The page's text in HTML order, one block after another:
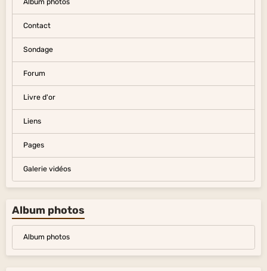
Album photos
Contact
Sondage
Forum
Livre d'or
Liens
Pages
Galerie vidéos
Album photos
Album photos